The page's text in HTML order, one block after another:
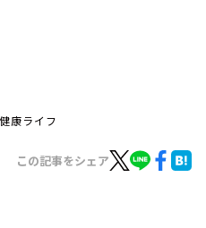
康ライフ
この記事をシェア